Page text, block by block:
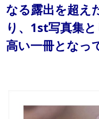
なる露出を超え
り、1st写真集
高い一冊となっ